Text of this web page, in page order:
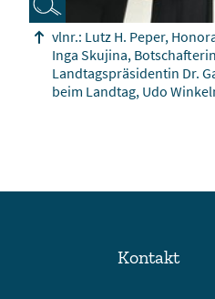
vlnr.: Lutz H. Peper,
Inga Skujina,
Landtagspräsidentin Dr.
beim Landtag, Udo
Kontakt